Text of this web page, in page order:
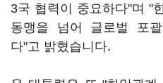
3국 협력이 중요하다"며 "
동맹을 넘어 글로벌 포
다"고 밝혔습니다.